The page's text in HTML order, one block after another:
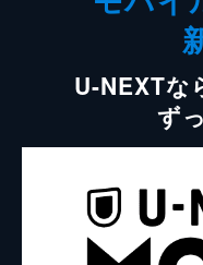
U-NEXTな
ず